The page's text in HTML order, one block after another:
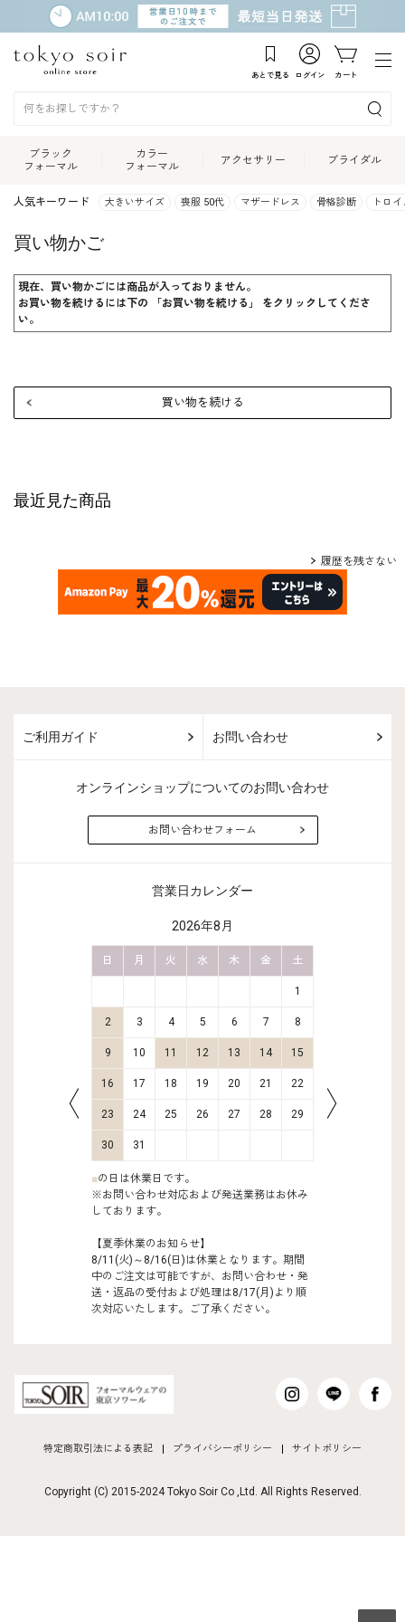
あとで見る ログイン カート
ブラック
フォーマル
カラー
フォーマル
アクセサリー ブライダル
人気キーワード 大きいサイズ 喪服 50代 マザードレス 骨格診断 トロ
買い物かご
現在、買い物かごには商品が入っておりません。
お買い物を続けるには下の 「お買い物を続ける」 をクリックしてくださ
い。
買い物を続ける
最近見た商品
履歴を残さない
ご利用ガイド お問い合わせ
オンラインショップについてのお問い合わせ
お問い合わせフォーム
営業日カレンダー
2026年8月
日 月 火 水 木 金 土
1
2 3 4 5 6 7 8
9 10 11 12 13 14 15
16 17 18 19 20 21 22
23 24 25 26 27 28 29
30 31
■の日は休業日です。
※お問い合わせ対応および発送業務はお休み
しております。
【夏季休業のお知らせ】
8/11(火)～8/16(日)は休業となります。期間
中のご注文は可能ですが、お問い合わせ・発
送・返品の受付および処理は8/17(月)より順
次対応いたします。ご了承ください。
特定商取引法による表記 プライバシーポリシー サイトポリシー
Copyright (C) 2015-2024 Tokyo Soir Co ,Ltd. All Rights Reserved.